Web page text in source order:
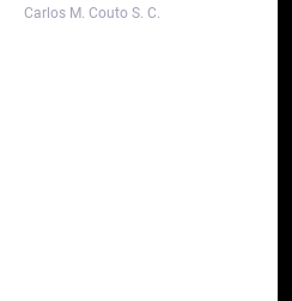
Carlos M. Couto S. C.